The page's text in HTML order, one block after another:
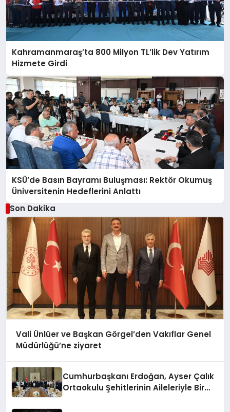
Kahramanmaraş’ta 800 Milyon TL’lik Dev Yatırım
Hizmete Girdi
KSÜ’de Basın Bayramı Buluşması: Rektör Okumuş
Üniversitenin Hedeflerini Anlattı
Son Dakika
Vali Ünlüer ve Başkan Görgel’den Vakıflar Genel
Müdürlüğü’ne ziyaret
Cumhurbaşkanı Erdoğan, Ayser Çalık
Ortaokulu Şehitlerinin Aileleriyle Bir